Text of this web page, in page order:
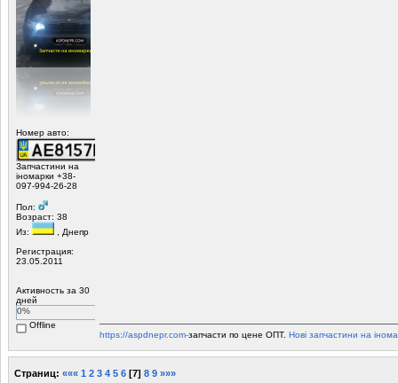
Номер авто:
Запчастини на
іномарки +38-
097-994-26-28
Пол:
Возраст: 38
Из:
, Днепр
Регистрация:
23.05.2011
Активность за 30
дней
0%
Offline
https://aspdnepr.com-запчасти по цене ОПТ. Нові запчастини на
Страниц: ««« 1 2 3 4 5 6 [7] 8 9 »»»